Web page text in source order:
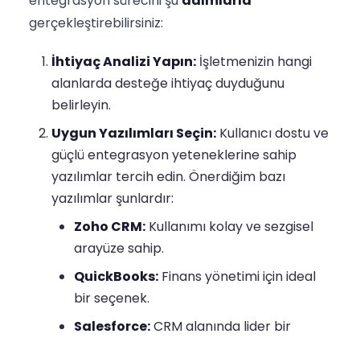
gerçekleştirebilirsiniz:
İhtiyaç Analizi Yapın: İşletmenizin hangi
alanlarda desteğe ihtiyaç duyduğunu
belirleyin.
Uygun Yazılımları Seçin: Kullanıcı dostu ve
güçlü entegrasyon yeteneklerine sahip
yazılımlar tercih edin. Önerdiğim bazı
yazılımlar şunlardır:
Zoho CRM: Kullanımı kolay ve sezgisel
arayüze sahip.
QuickBooks: Finans yönetimi için ideal
bir seçenek.
Salesforce:CRM alanında lider bir